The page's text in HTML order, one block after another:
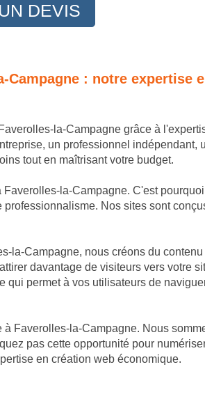
DEVIS
: notre expertise
la-Campagne grâce à
un professionnel indépendant,
tout en maîtrisant votre budget.
la-Campagne. C'est
Nos sites sont
la-Campagne, nous créons du
davantage de visiteurs vers votre
permet à vos utilisateurs de
Faverolles-la-Campagne. Nous
pas cette opportunité pour
en création web économique.